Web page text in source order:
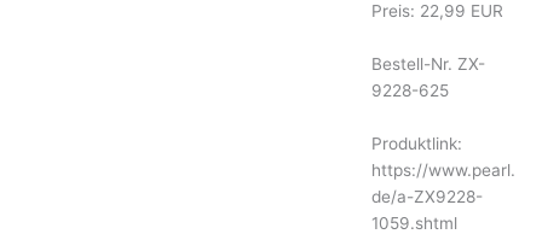
Preis: 22,99 EUR
Bestell-Nr. ZX-
9228-625
Produktlink:
https://www.pearl.
de/a-ZX9228-
1059.shtml